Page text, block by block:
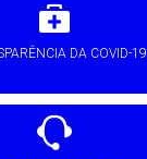
DA COVID-19